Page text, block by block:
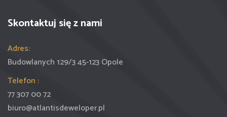
Skontaktuj się z nami
Adres:
Budowlanych 129/3 45-123 Opole
Telefon :
77 307 00 72
biuro@atlantisdeweloper.pl